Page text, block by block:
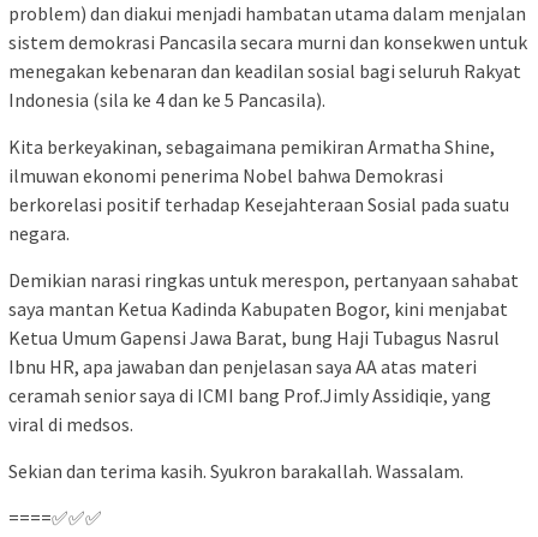
problem) dan diakui menjadi hambatan utama dalam menjalan
sistem demokrasi Pancasila secara murni dan konsekwen untuk
menegakan kebenaran dan keadilan sosial bagi seluruh Rakyat
Indonesia (sila ke 4 dan ke 5 Pancasila).
Kita berkeyakinan, sebagaimana pemikiran Armatha Shine,
ilmuwan ekonomi penerima Nobel bahwa Demokrasi
berkorelasi positif terhadap Kesejahteraan Sosial pada suatu
negara.
Demikian narasi ringkas untuk merespon, pertanyaan sahabat
saya mantan Ketua Kadinda Kabupaten Bogor, kini menjabat
Ketua Umum Gapensi Jawa Barat, bung Haji Tubagus Nasrul
Ibnu HR, apa jawaban dan penjelasan saya AA atas materi
ceramah senior saya di ICMI bang Prof.Jimly Assidiqie, yang
viral di medsos.
Sekian dan terima kasih. Syukron barakallah. Wassalam.
====✅✅✅